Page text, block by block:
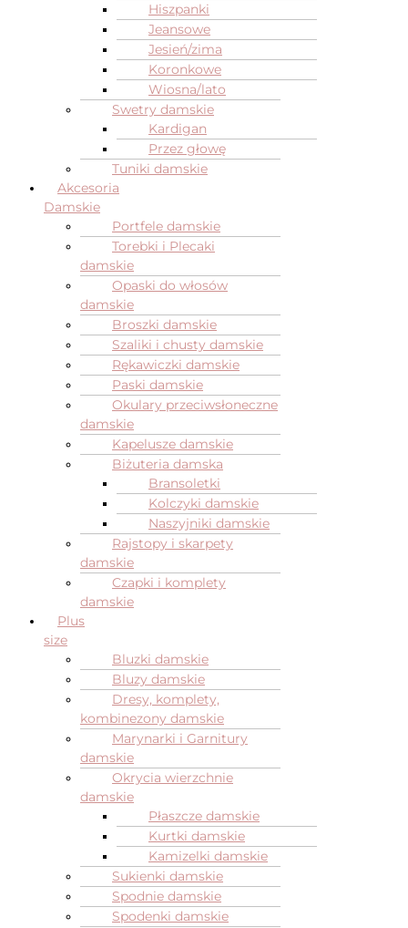
Hiszpanki
Jeansowe
Jesień/zima
Koronkowe
Wiosna/lato
Swetry damskie
Kardigan
Przez głowę
Tuniki damskie
Akcesoria
Damskie
Portfele damskie
Torebki i Plecaki
damskie
Opaski do włosów
damskie
Broszki damskie
Szaliki i chusty damskie
Rękawiczki damskie
Paski damskie
Okulary przeciwsłoneczne
damskie
Kapelusze damskie
Biżuteria damska
Bransoletki
Kolczyki damskie
Naszyjniki damskie
Rajstopy i skarpety
damskie
Czapki i komplety
damskie
Plus
size
Bluzki damskie
Bluzy damskie
Dresy, komplety,
kombinezony damskie
Marynarki i Garnitury
damskie
Okrycia wierzchnie
damskie
Płaszcze damskie
Kurtki damskie
Kamizelki damskie
Sukienki damskie
Spodnie damskie
Spodenki damskie